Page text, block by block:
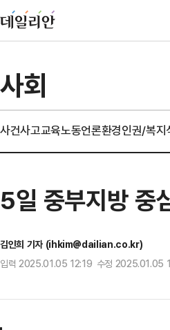
사회
사건사고교육노동언론환경인권/복지
5일 중부지방 중
김인희 기자 (ihkim@dailian.co.kr)
입력 2025.01.05 12:19 수정 2025.01.05